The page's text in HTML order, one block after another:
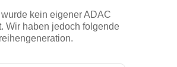
kein eigener ADAC
Wir haben jedoch folgende